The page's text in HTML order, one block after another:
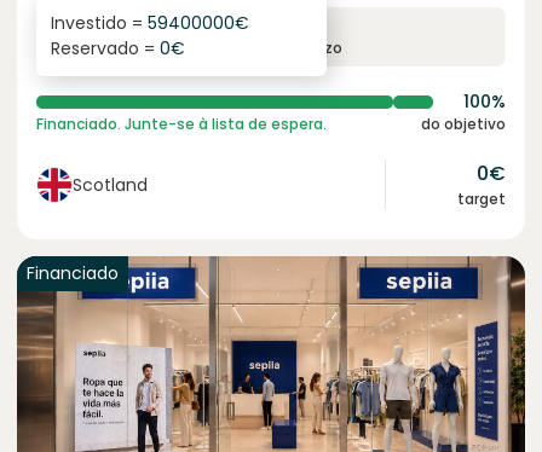
8.4%
juro anual prazo
Investido = 59400000€
Reservado = 0€
100%
Financiado. Junte-se à lista de espera. do objetivo
Scotland 0€
target
Financiado